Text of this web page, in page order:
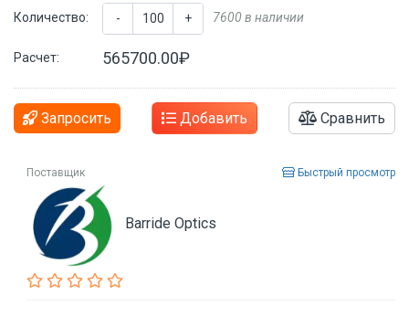
Количество: - + 7600 в наличии
Расчет: 565700.00₽
Запросить Добавить Сравнить
Поставщик Быстрый просмотр
Barride Optics